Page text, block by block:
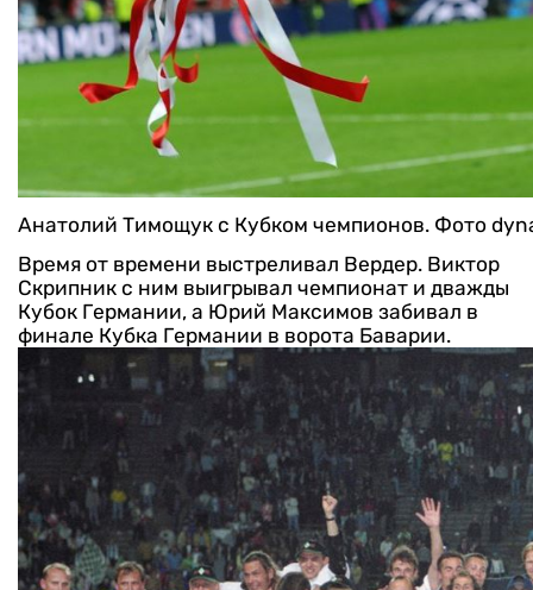
Анатолий Тимощук с Кубком чемпионов. Фото
Время от времени выстреливал Вердер. Виктор
Скрипник с ним выигрывал чемпионат и дважды
Кубок Германии, а Юрий Максимов забивал в
финале Кубка Германии в ворота Баварии.